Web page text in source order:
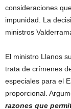
consideraciones
impunidad. La
ministros
El ministro Llanos
trata de crímenes
especiales para el
proporcional.
razones que